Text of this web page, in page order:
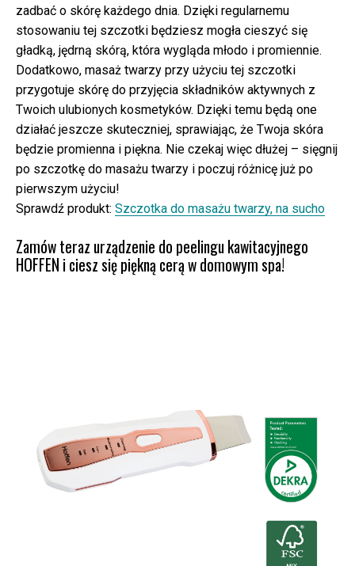
zadbać o skórę każdego dnia. Dzięki regularnemu
stosowaniu tej szczotki będziesz mogła cieszyć się
gładką, jędrną skórą, która wygląda młodo i promiennie.
Dodatkowo, masaż twarzy przy użyciu tej szczotki
przygotuje skórę do przyjęcia składników aktywnych z
Twoich ulubionych kosmetyków. Dzięki temu będą one
działać jeszcze skuteczniej, sprawiając, że Twoja skóra
będzie promienna i piękna. Nie czekaj więc dłużej – sięgnij
po szczotkę do masażu twarzy i poczuj różnicę już po
pierwszym użyciu!
Sprawdź produkt: Szczotka do masażu twarzy, na sucho
Zamów teraz urządzenie do peelingu kawitacyjnego
HOFFEN i ciesz się piękną cerą w domowym spa!